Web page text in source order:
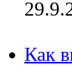
Как